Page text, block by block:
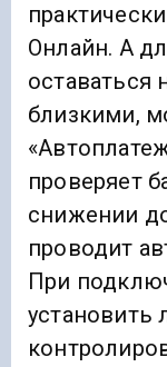
Онлайн. А
оставаться
близкими,
проверяет
снижении
проводит
При
установить